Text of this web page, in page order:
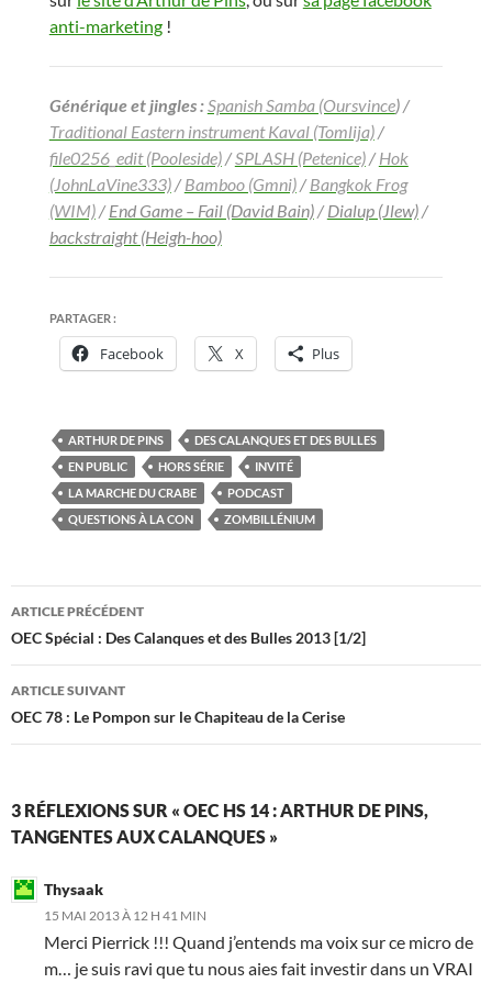
anti-marketing!
Générique et jingles :Spanish Samba (Oursvince) /
Traditional Eastern instrument Kaval (Tomlija)/
file0256_edit (Pooleside)/SPLASH (Petenice)/Hok
(JohnLaVine333)/Bamboo (Gmni)/Bangkok Frog
(WIM)/End Game – Fail (David Bain)/Dialup (Jlew)/
backstraight (Heigh-hoo)
PARTAGER :
Facebook X Plus
ARTHUR DE PINS
DES CALANQUES ET DES BULLES
EN PUBLIC
HORS SÉRIE
INVITÉ
LA MARCHE DU CRABE
PODCAST
QUESTIONS À LA CON
ZOMBILLÉNIUM
Navigation
des
articles
ARTICLE PRÉCÉDENT
OEC Spécial : Des Calanques et des Bulles 2013 [1/2]
ARTICLE SUIVANT
OEC 78 : Le Pompon sur le Chapiteau de la Cerise
3 RÉFLEXIONS SUR « OEC HS 14 : ARTHUR DE PINS,
TANGENTES AUX CALANQUES »
Thysaak
15 MAI 2013 À 12 H 41 MIN
Merci Pierrick !!! Quand j’entends ma voix sur ce micro de
m… je suis ravi que tu nous aies fait investir dans un VRAI